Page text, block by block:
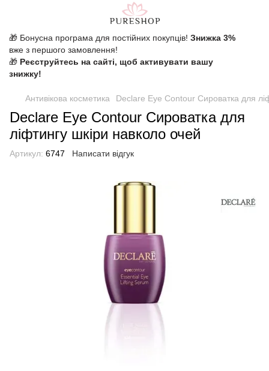
🎁 Бонусна програма для постійних покупців! Знижка 3%
вже з першого замовлення!
🎁 Реєструйтесь на сайті, щоб активувати вашу
знижку!
Антивікова косметика Declare Eye Contour Сироватка для
Declare Eye Contour Сироватка для
ліфтингу шкіри навколо очей
Артикул: 6747 Написати відгук